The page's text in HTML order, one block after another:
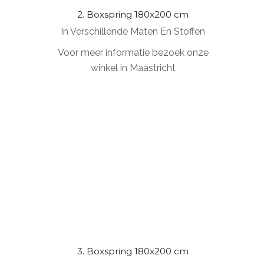
2. Boxspring 180x200 cm
In Verschillende Maten En Stoffen
Voor meer informatie bezoek onze
winkel in Maastricht
3. Boxspring 180x200 cm